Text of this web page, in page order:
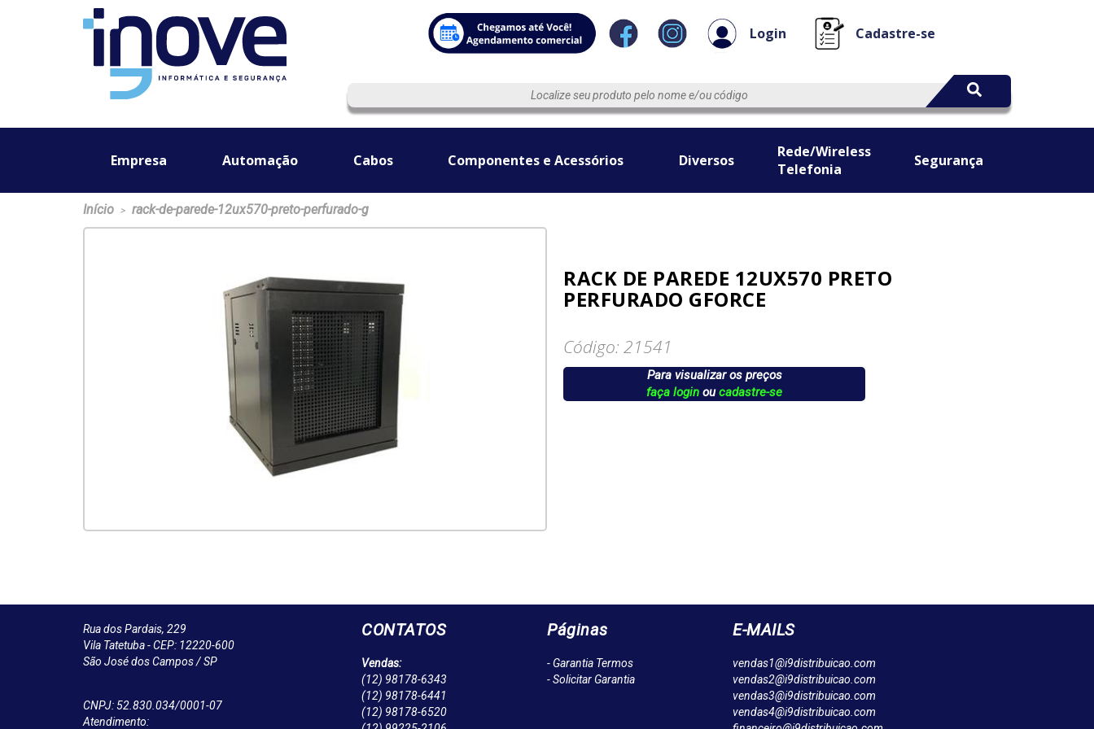
Login Cadastre-se
Empresa Automação Cabos Componentes e Acessórios Diversos
Rede/Wireless
Telefonia
Segurança
Início > rack-de-parede-12ux570-preto-perfurado-g
RACK DE PAREDE 12UX570 PRETO
PERFURADO GFORCE
Código: 21541
Para visualizar os preços
faça login oucadastre-se
Rua dos Pardais, 229
Vila Tatetuba - CEP: 12220-600
São José dos Campos / SP
CNPJ: 52.830.034/0001-07
Atendimento:
CONTATOS
Vendas:
(12) 98178-6343
(12) 98178-6441
(12) 98178-6520
Páginas
- Garantia Termos
- Solicitar Garantia
E-MAILS
vendas1@i9distribuicao.com
vendas2@i9distribuicao.com
vendas3@i9distribuicao.com
vendas4@i9distribuicao.com